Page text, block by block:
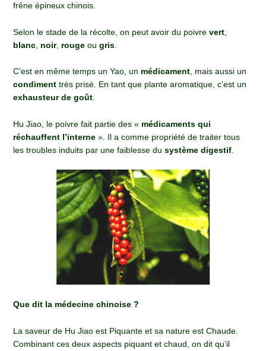
frêne épineux chinois.
Selon le stade de la récolte, on peut avoir du poivrevert
blanc noir, rouge ougris
C’est en même temps un Yao, un médicament , mais aussi un
condiment très prisé. En tant que plante aromatique, c’est un
exhausteur de goût
Hu Jiao, le poivre fait partie des « médicaments qui
réchauffent l’interne ». Il a comme propriété de traiter tous
les troubles induits par une faiblesse dusystème digestif
Que dit la médecine chinoise ?
La saveur de Hu Jiao est Piquante et sa nature est Chaude.
Combinant ces deux aspects piquant et chaud, on dit qu’il